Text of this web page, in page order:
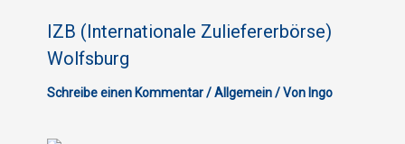
IZB (Internationale Zuliefererbörse)
Wolfsburg
Schreibe einen Kommentar /Allgemein/ Von Ingo